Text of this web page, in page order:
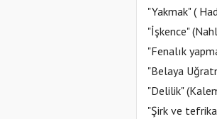
"Yakmak" (
"İşkence"
"Fenalık
"Belaya
"Delilik"
"Şirk ve